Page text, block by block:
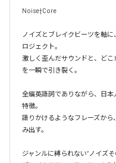
Noise†Core
ノイズとブレイクビーツを軸
ロジェクト。
激しく歪んだサウンドと、ど
を一瞬で引き裂く。
全編英語詞でありながら、日
特徴。
語りかけるようなフレーズか
み出す。
ジャンルに縛られない“ノイズそ